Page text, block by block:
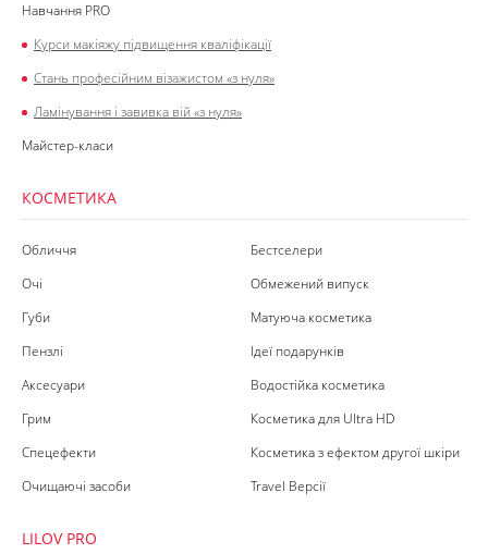
Навчання PRO
Курси макіяжу підвищення кваліфікації
Стань професійним візажистом «з нуля»
Ламінування і завивка вій «з нуля»
Майстер-класи
КОСМЕТИКА
Обличчя
Очі
Губи
Пензлі
Аксесуари
Грим
Спецефекти
Очищаючі засоби
Бестселери
Обмежений випуск
Матуюча косметика
Ідеї подарунків
Водостійка косметика
Косметика для Ultra HD
Косметика з ефектом другої шкіри
Travel Версії
LILOV PRO